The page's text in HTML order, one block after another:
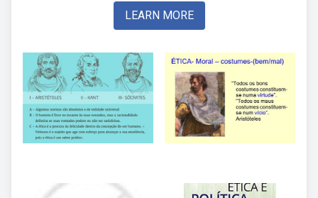
LEARN MORE